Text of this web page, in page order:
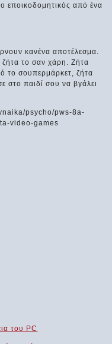
εποικοδομητικός από ένα
κανένα αποτέλεσμα.
ζήτα το σαν χάρη. Ζήτα
το σουπερμάρκετ, ζήτα
στο παιδί σου να βγάλει
psycho/pws-8a-
video-games
του PC